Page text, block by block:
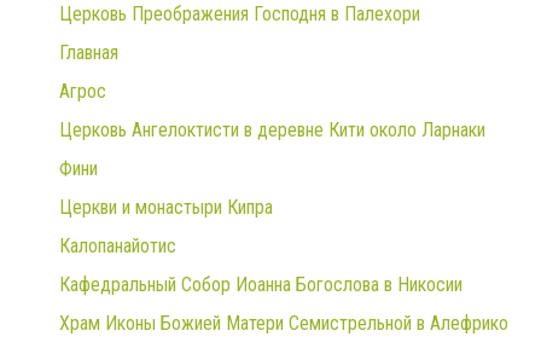
Церковь Преображения Господня в Палехори
Главная
Агрос
Церковь Ангелоктисти в деревне Кити около Ларнаки
Фини
Церкви и монастыри Кипра
Калопанайотис
Кафедральный Собор Иоанна Богослова в Никосии
Храм Иконы Божией Матери Семистрельной в Алефрико